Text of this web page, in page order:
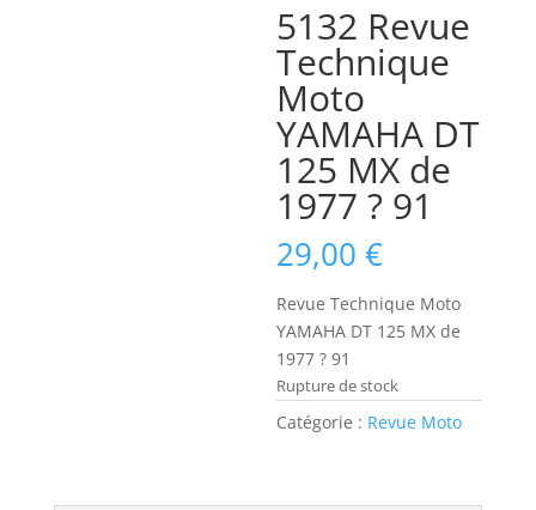
5132 Revue
Technique
Moto
YAMAHA DT
125 MX de
1977 ? 91
29,00€
Revue Technique Moto
YAMAHA DT 125 MX de
1977 ? 91
Rupture de stock
Catégorie : Revue Moto